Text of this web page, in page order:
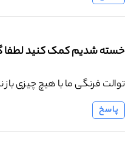
خسته شدیم کمک کنید
توالت فرنگی ما با هیچ چیزی
پاسخ